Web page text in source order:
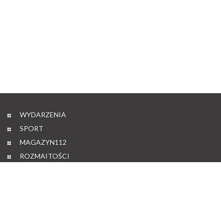
WYDARZENIA
SPORT
MAGAZYN112
ROZMAITOŚCI